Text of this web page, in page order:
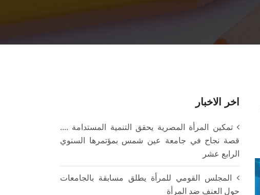
اخر الاخبار
تمكين المرأة المصرية يحقق التنمية المستدامة ....
قصة نجاح في جامعة عين شمس بمؤتمرها السنوي
الرابع عشر
المجلس القومي للمرأة يطلق مسابقة بالجامعات
حول العنف ضد المرأة